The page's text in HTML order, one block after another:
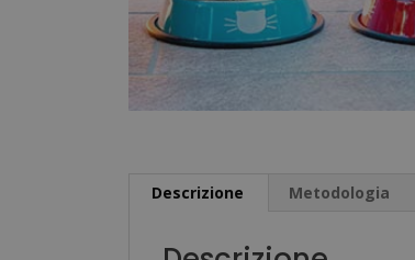
Descrizione Metodologia